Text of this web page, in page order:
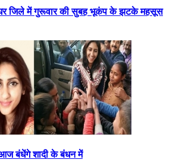
जिले में गुरूवार की सुबह भूकंप के झटके महसूस
बंधेंगे शादी के बंधन में